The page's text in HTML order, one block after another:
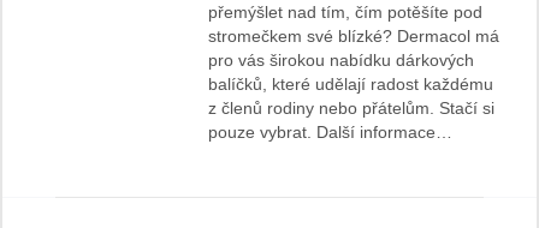
přemýšlet nad tím, čím potěšíte pod
stromečkem své blízké? Dermacol má
pro vás širokou nabídku dárkových
balíčků, které udělají radost každému
z členů rodiny nebo přátelům. Stačí si
pouze vybrat. Další informace…